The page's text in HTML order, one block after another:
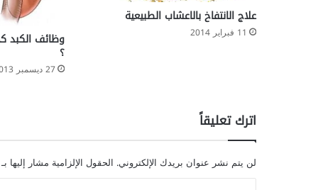
علاج الانتفاخ بالاعشاب الطبيعية
11 فبراير 2014 وظائف الكبد
؟
27 ديسمبر 2013
اترك تعليقاً
لن يتم نشر عنوان بريدك الإلكتروني. الحقول الإلزامية مشار إليها بـ